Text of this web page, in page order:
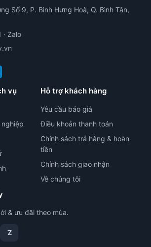
Số 9, P. Bình Hưng Hoà, Q. Bình Tân,
· Zalo
vụ Hỗ trợ khách hàng
Yêu cầu báo giá
Điều khoản thanh toán
Chính sách trả hàng & hoàn
tiền
Chính sách giao nhận
Về chúng tôi
& ưu đãi theo mùa.
Z